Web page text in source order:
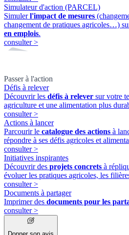
Simulateur d'action (PARCEL)
Simulerl'impact de mesures
changement de pratiques agricoles…)
en emplois.
consulter>
Passer à l'action
Défis à relever
Découvrir les défis à relever sur votre
agriculture et une alimentation plus
consulter>
Actions à lancer
Parcourir le catalogue des actions à
répondre à ses défis agricoles et
consulter>
Initiatives inspirantes
Découvrir des projets concrets à
évoluer les pratiques agricoles, les
consulter>
Documents à partager
Imprimer des documents pour les
consulter>